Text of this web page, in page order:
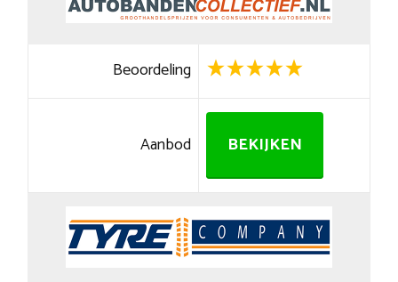
Beoordeling
Aanbod BEKIJKEN